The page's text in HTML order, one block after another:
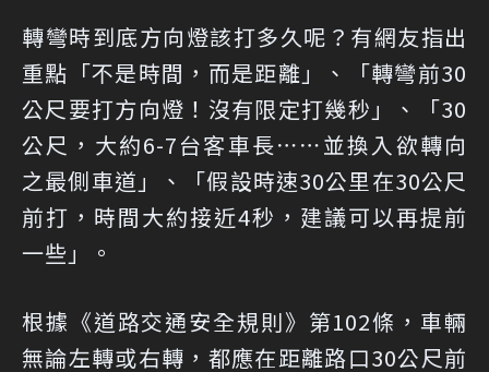
轉彎時到底方向燈該打多久呢？有網友指出
重點「不是時間，而是距離」、「轉彎前30
公尺要打方向燈！沒有限定打幾秒」、「30
公尺，大約6-7台客車長⋯⋯並換入欲轉向
之最側車道」、「假設時速30公里在30公尺
前打，時間大約接近4秒，建議可以再提前
一些」。
根據 《道路交通安全規則》第102條 ，車輛
無論左轉或右轉，都應在距離路口30公尺前